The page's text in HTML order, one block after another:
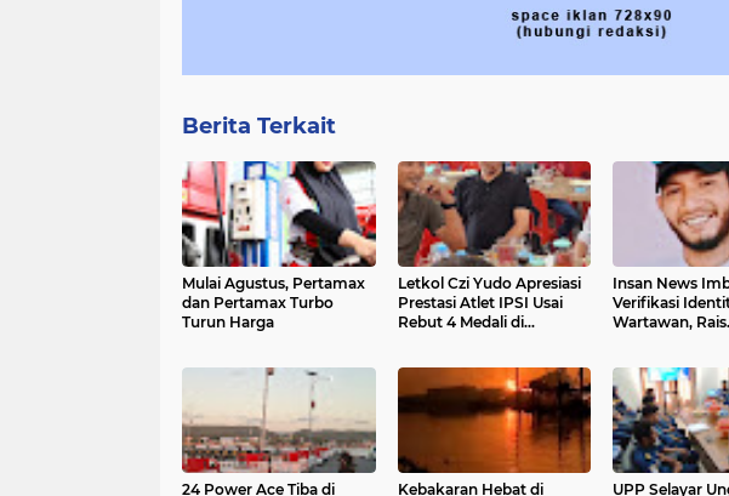
Berita Terkait
Mulai Agustus, Pertamax
dan Pertamax Turbo
Turun Harga
Letkol Czi Yudo Apresiasi
Prestasi Atlet IPSI Usai
Rebut 4 Medali di
Insan News
Verifikasi
Wartawan, Rais
24 Power Ace Tiba di
Kebakaran Hebat di
UPP Selayar